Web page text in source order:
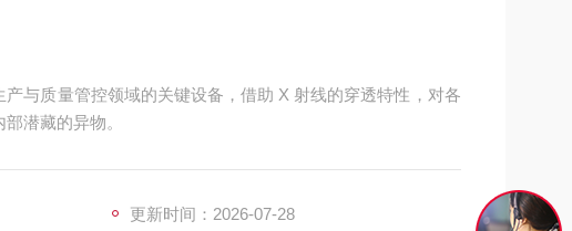
与质量管控领域的关键设备，借助 X 射线的穿透特性，对各
潜藏的异物。
更新时间：2026-07-28